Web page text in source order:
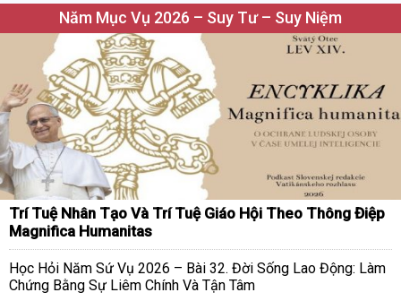
Năm Mục Vụ 2026 – Suy Tư – Suy Niệm
Trí Tuệ Nhân Tạo Và Trí Tuệ Giáo Hội Theo Thông Điệp
Magnifica Humanitas
Học Hỏi Năm Sứ Vụ 2026 – Bài 32. Đời Sống Lao Động: Làm
Chứng Bằng Sự Liêm Chính Và Tận Tâm